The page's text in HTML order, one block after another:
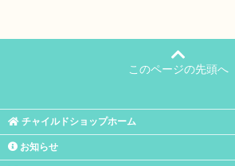
このページの先頭へ
チャイルドショップホーム
お知らせ